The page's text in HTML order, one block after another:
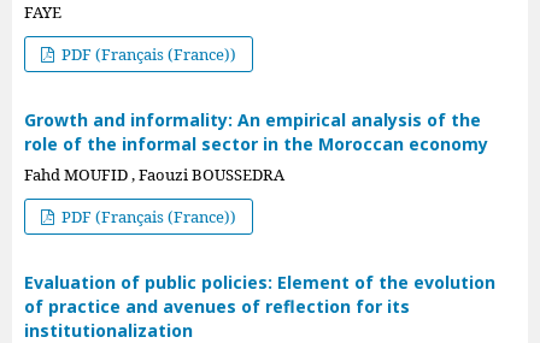
FAYE
PDF (Français (France))
Growth and informality: An empirical analysis of the
role of the informal sector in the Moroccan economy
Fahd MOUFID , Faouzi BOUSSEDRA
PDF (Français (France))
Evaluation of public policies: Element of the evolution
of practice and avenues of reflection for its
institutionalization